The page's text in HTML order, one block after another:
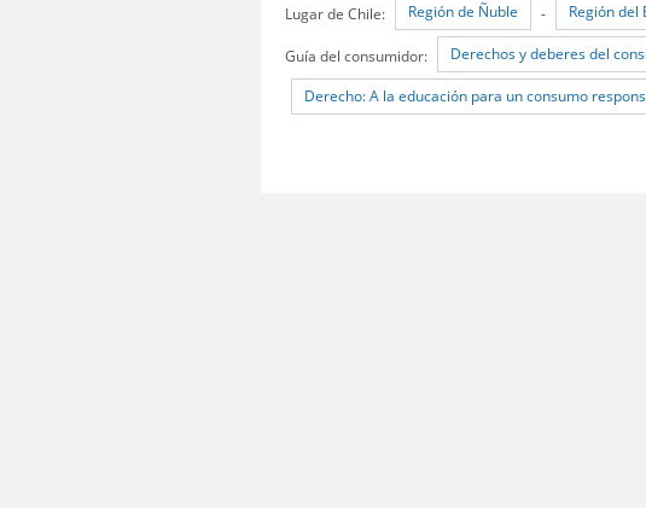
Lugar de Chile: Región de Ñuble - Región del
Guía del consumidor: Derechos y deberes del
Derecho: A la educación para un consumo